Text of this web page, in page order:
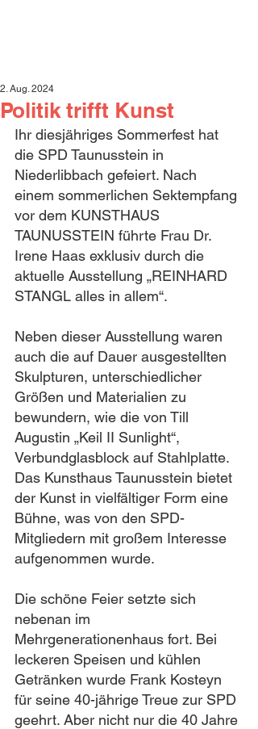
Politik trifft Kunst
2. Aug. 2024
Ihr diesjähriges Sommerfest hat
die SPD Taunusstein in
Niederlibbach gefeiert. Nach
einem sommerlichen Sektempfang
vor dem KUNSTHAUS
TAUNUSSTEIN führte Frau Dr.
Irene Haas exklusiv durch die
aktuelle Ausstellung „REINHARD
STANGL alles in allem“.
Neben dieser Ausstellung waren
auch die auf Dauer ausgestellten
Skulpturen, unterschiedlicher
Größen und Materialien zu
bewundern, wie die von Till
Augustin „Keil II Sunlight“,
Verbundglasblock auf Stahlplatte.
Das Kunsthaus Taunusstein bietet
der Kunst in vielfältiger Form eine
Bühne, was von den SPD-
Mitgliedern mit großem Interesse
aufgenommen wurde.
Die schöne Feier setzte sich
nebenan im
Mehrgenerationenhaus fort. Bei
leckeren Speisen und kühlen
Getränken wurde Frank Kosteyn
für seine 40-jährige Treue zur SPD
geehrt. Aber nicht nur die 40 Jahre